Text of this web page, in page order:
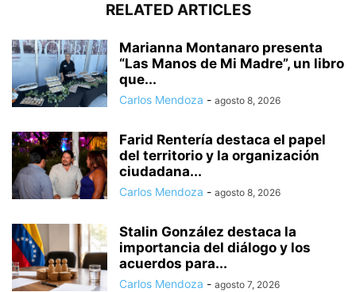
RELATED ARTICLES
Marianna Montanaro presenta
“Las Manos de Mi Madre”, un libro
que...
Carlos Mendoza - agosto 8, 2026
Farid Rentería destaca el papel
del territorio y la organización
ciudadana...
Carlos Mendoza - agosto 8, 2026
Stalin González destaca la
importancia del diálogo y los
acuerdos para...
Carlos Mendoza - agosto 7, 2026